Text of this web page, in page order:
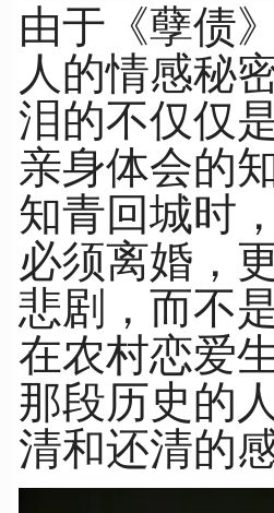
由于《孽债
人的情感秘
泪的不仅仅
亲身体会的
知青回城时
必须离婚，
悲剧，而不
在农村恋爱
那段历史的
清和还清的